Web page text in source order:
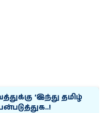
‘இந்து தமிழ்